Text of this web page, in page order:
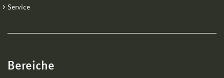
Service
Bereiche